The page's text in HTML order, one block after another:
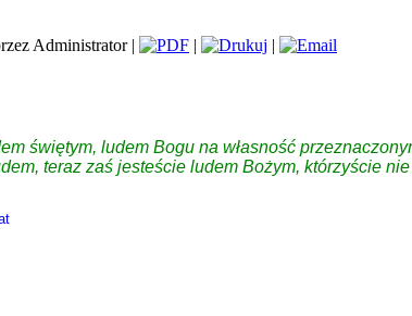
Administrator | | |
świętym, ludem Bogu na własność
teraz zaś jesteście ludem Bożym, którzyście